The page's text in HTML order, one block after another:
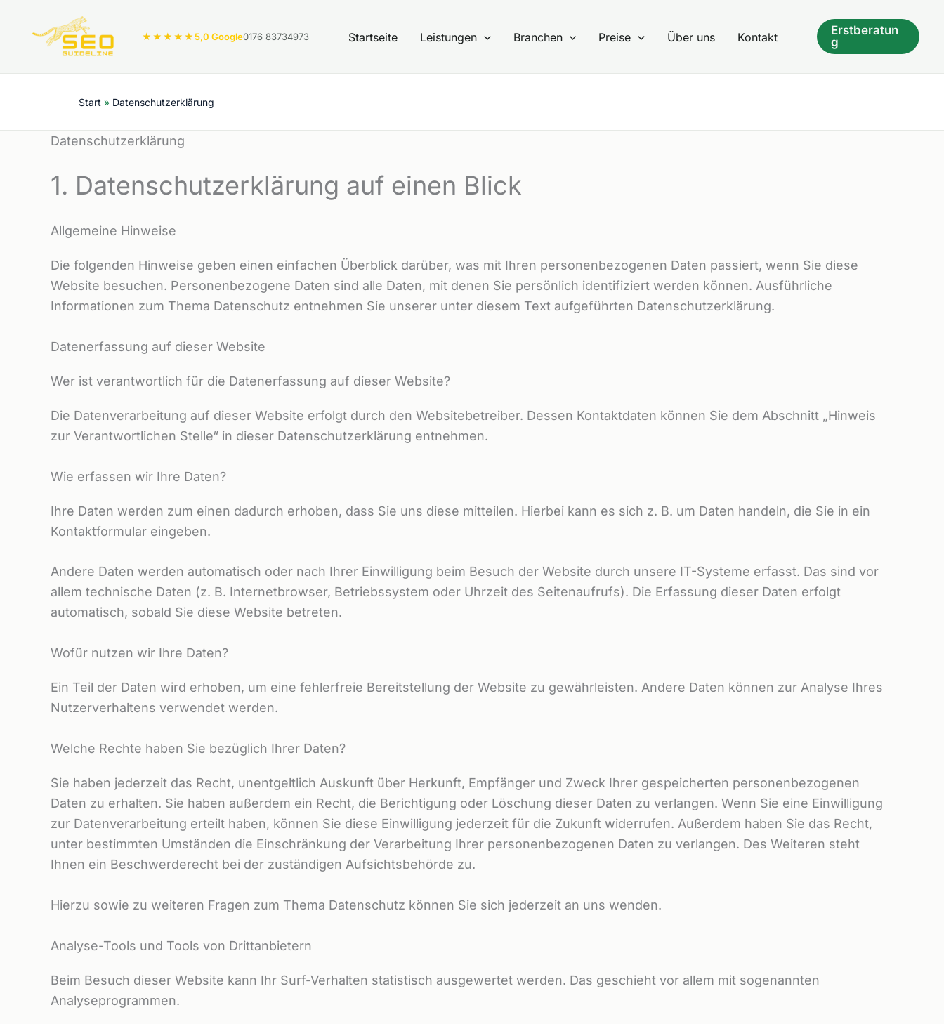
springen
★★★★★5,0 Google0176 83734973 Startseite Leistungen Branchen Preise Über uns Kontakt
Erstberatun
g
Start Datenschutzerklärung
Datenschutzerklärung
1. Datenschutz­erklärung auf einen Blick
Allgemeine Hinweise
Die folgenden Hinweise geben einen einfachen Überblick darüber, was mit Ihren personenbezogenen Daten passiert, wenn Sie diese
Website besuchen. Personenbezogene Daten sind alle Daten, mit denen Sie persönlich identifiziert werden können. Ausführliche
Informationen zum Thema Datenschutz entnehmen Sie unserer unter diesem Text aufgeführten Datenschutzerklärung.
Datenerfassung auf dieser Website
Wer ist verantwortlich für die Datenerfassung auf dieser Website?
Die Datenverarbeitung auf dieser Website erfolgt durch den Websitebetreiber. Dessen Kontaktdaten können Sie dem Abschnitt „Hinweis
zur Verantwortlichen Stelle“ in dieser Datenschutzerklärung entnehmen.
Wie erfassen wir Ihre Daten?
Ihre Daten werden zum einen dadurch erhoben, dass Sie uns diese mitteilen. Hierbei kann es sich z. B. um Daten handeln, die Sie in ein
Kontaktformular eingeben.
Andere Daten werden automatisch oder nach Ihrer Einwilligung beim Besuch der Website durch unsere IT-Systeme erfasst. Das sind vor
allem technische Daten (z. B. Internetbrowser, Betriebssystem oder Uhrzeit des Seitenaufrufs). Die Erfassung dieser Daten erfolgt
automatisch, sobald Sie diese Website betreten.
Wofür nutzen wir Ihre Daten?
Ein Teil der Daten wird erhoben, um eine fehlerfreie Bereitstellung der Website zu gewährleisten. Andere Daten können zur Analyse Ihres
Nutzerverhaltens verwendet werden.
Welche Rechte haben Sie bezüglich Ihrer Daten?
Sie haben jederzeit das Recht, unentgeltlich Auskunft über Herkunft, Empfänger und Zweck Ihrer gespeicherten personenbezogenen
Daten zu erhalten. Sie haben außerdem ein Recht, die Berichtigung oder Löschung dieser Daten zu verlangen. Wenn Sie eine Einwilligung
zur Datenverarbeitung erteilt haben, können Sie diese Einwilligung jederzeit für die Zukunft widerrufen. Außerdem haben Sie das Recht,
unter bestimmten Umständen die Einschränkung der Verarbeitung Ihrer personenbezogenen Daten zu verlangen. Des Weiteren steht
Ihnen ein Beschwerderecht bei der zuständigen Aufsichtsbehörde zu.
Hierzu sowie zu weiteren Fragen zum Thema Datenschutz können Sie sich jederzeit an uns wenden.
Analyse-Tools und Tools von Dritt­anbietern
Beim Besuch dieser Website kann Ihr Surf-Verhalten statistisch ausgewertet werden. Das geschieht vor allem mit sogenannten
Analyseprogrammen.